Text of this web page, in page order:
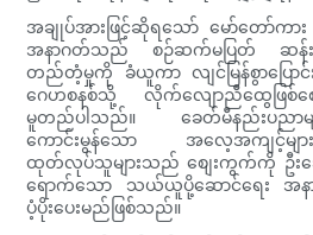
အချုပ်အားဖြင့်ဆိုရသော် မော်တော်က
အနာဂတ်သည် စဉ်ဆက်မပြတ် ဆန်
တည်တံ့မှုကို ခံယူကာ လျင်မြန်စွာပြော
ဂေဟစနစ်သို့ လိုက်လျောညီထွေဖြစ်
မူတည်ပါသည်။ ခေတ်မီနည်းပညာမ
ကောင်းမွန်သော အလေ့အကျင့်မျာ
ထုတ်လုပ်သူများသည် စျေးကွက်ကို ဦးဆ
ရောက်သော သယ်ယူပို့ဆောင်ရေး အ
ပံ့ပိုးပေးမည်ဖြစ်သည်။